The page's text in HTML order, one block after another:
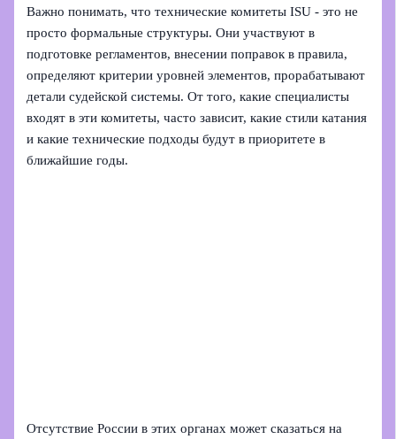
Важно понимать, что технические комитеты ISU - это не
просто формальные структуры. Они участвуют в
подготовке регламентов, внесении поправок в правила,
определяют критерии уровней элементов, прорабатывают
детали судейской системы. От того, какие специалисты
входят в эти комитеты, часто зависит, какие стили катания
и какие технические подходы будут в приоритете в
ближайшие годы.
Отсутствие России в этих органах может сказаться на